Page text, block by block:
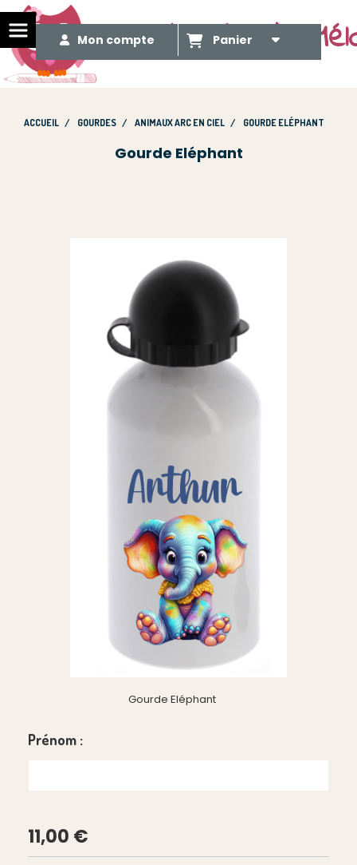
Le Méli Mélo de
Mon compte Panier
ACCUEIL GOURDES ANIMAUX ARC EN CIEL GOURDE ELÉPHANT
Gourde Eléphant
Gourde Eléphant
Prénom :
11,00 €